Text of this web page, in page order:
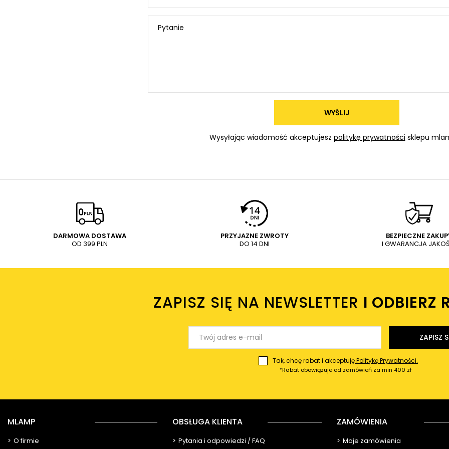
Pytanie
WYŚLIJ
Wysyłając wiadomość akceptujesz politykę prywatności sklepu
DARMOWA DOSTAWA
OD 399 PLN
PRZYJAZNE ZWROTY
DO 14 DNI
BEZPIECZNE
I GWARANCJA
ZAPISZ SIĘ NA NEWSLETTER I ODBIERZ
ZAPISZ
Tak, chcę rabat i akceptujęPolitykę Prywatności.
*Rabat obowiązuje od zamówień za min 400 zł
MLAMP
O firmie
OBSŁUGA KLIENTA
Pytania i odpowiedzi / FAQ
ZAMÓWIENIA
Moje zamówienia